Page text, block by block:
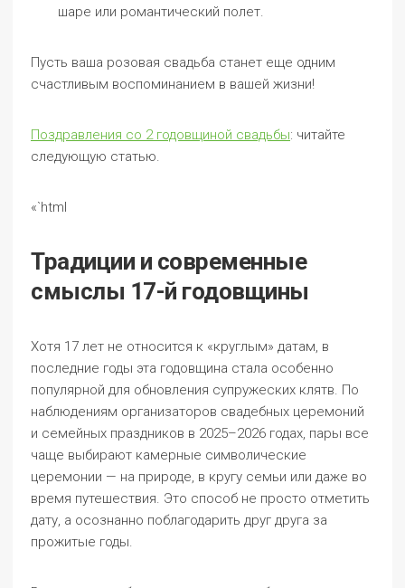
шаре или романтический полет.
Пусть ваша розовая свадьба станет еще одним
счастливым воспоминанием в вашей жизни!
Поздравления со 2 годовщиной свадьбы: читайте
следующую статью.
«`html
Традиции и современные
смыслы 17-й годовщины
Хотя 17 лет не относится к «круглым» датам, в
последние годы эта годовщина стала особенно
популярной для обновления супружеских клятв. По
наблюдениям организаторов свадебных церемоний
и семейных праздников в 2025–2026 годах, пары все
чаще выбирают камерные символические
церемонии — на природе, в кругу семьи или даже во
время путешествия. Это способ не просто отметить
дату, а осознанно поблагодарить друг друга за
прожитые годы.